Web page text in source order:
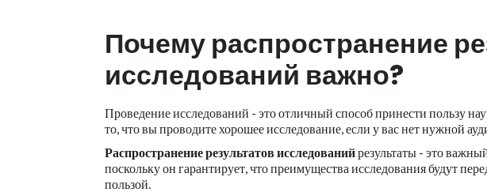
Почемураспространение
исследований важно?
Проведение исследований - это отличный способ принести пользу
то, что вы проводите хорошее исследование, если у вас нет нужной
Распространение результатов исследованийрезультаты - это
поскольку он гарантирует, что преимущества исследования будут
пользой.